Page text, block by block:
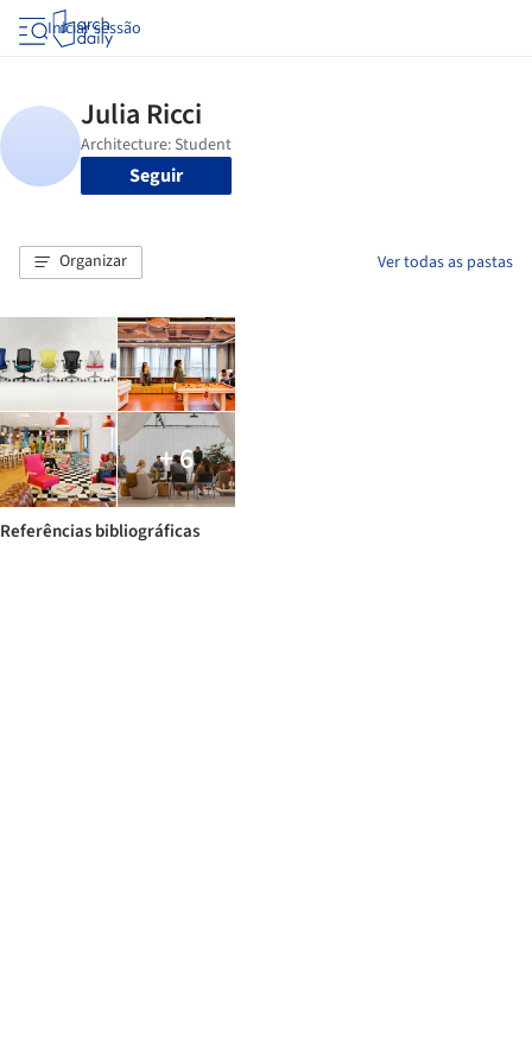
Iniciar sessão
Seguir
Organizar Ver todas as pastas
+ 6
Referências bibliográficas